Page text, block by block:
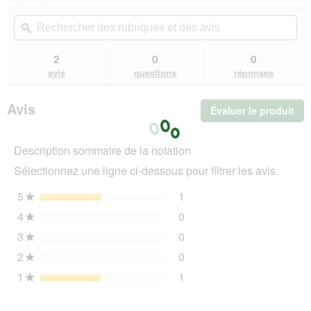
les
avis
AniOne
Couverture
vers
les
avis.
Rechercher
des
rubriques
ϙ
2
avis
0
questions
0
réponses
Avis Évaluer le produit
Description sommaire de la notation
Sélectionnez une ligne ci-dessous pour filtrer les avis.
5★ étoiles 1
4★ 0
3★ 0
2★ 0
1★ étoiles 1